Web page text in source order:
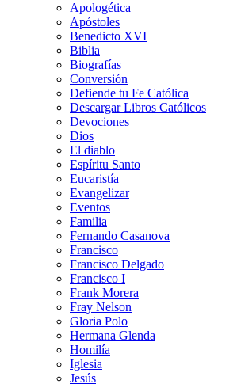
Apologética
Apóstoles
Benedicto XVI
Biblia
Biografías
Conversión
Defiende tu Fe Católica
Descargar Libros Católicos
Devociones
Dios
El diablo
Espíritu Santo
Eucaristía
Evangelizar
Eventos
Familia
Fernando Casanova
Francisco
Francisco Delgado
Francisco I
Frank Morera
Fray Nelson
Gloria Polo
Hermana Glenda
Homilía
Iglesia
Jesús